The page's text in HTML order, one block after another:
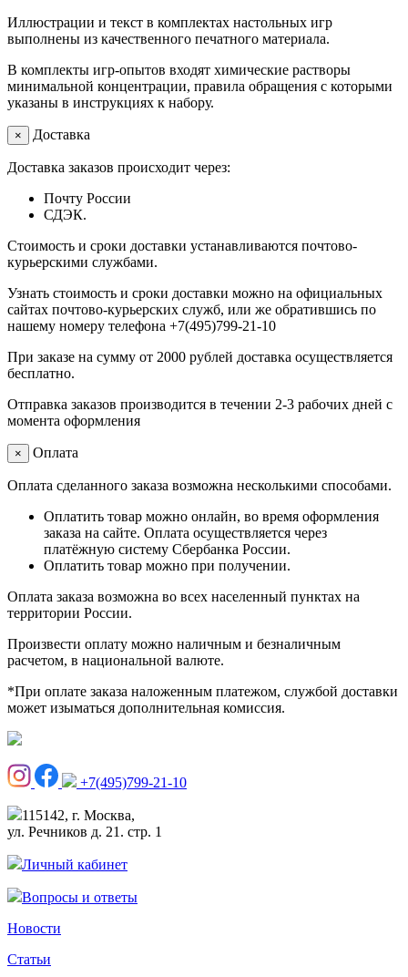
Иллюстрации и текст в комплектах настольных игр
выполнены из качественного печатного материала.
В комплекты игр-опытов входят химические растворы
минимальной концентрации, правила обращения с которыми
указаны в инструкциях к набору.
× Доставка
Доставка заказов происходит через:
Почту России
СДЭК.
Стоимость и сроки доставки устанавливаются почтово-
курьерскими службами.
Узнать стоимость и сроки доставки можно на официальных
сайтах почтово-курьерских служб, или же обратившись по
нашему номеру телефона +7(495)799-21-10
При заказе на сумму от 2000 рублей доставка осуществляется
бесплатно.
Отправка заказов производится в течении 2-3 рабочих дней с
момента оформления
× Оплата
Оплата сделанного заказа возможна несколькими способами.
Оплатить товар можно онлайн, во время оформления
заказа на сайте. Оплата осуществляется через
платёжную систему Сбербанка России.
Оплатить товар можно при получении.
Оплата заказа возможна во всех населенный пунктах на
территории России.
Произвести оплату можно наличным и безналичным
расчетом, в национальной валюте.
*При оплате заказа наложенным платежом, службой доставки
может изыматься дополнительная комиссия.
+7(495)799-21-10
115142, г. Москва,
ул. Речников д. 21. стр. 1
Личный кабинет
Вопросы и ответы
Новости
Статьи